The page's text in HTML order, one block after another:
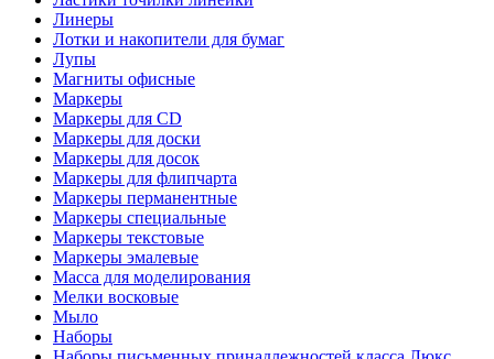
Линеры
Лотки и накопители для бумаг
Лупы
Магниты офисные
Маркеры
Маркеры для CD
Маркеры для доски
Маркеры для досок
Маркеры для флипчарта
Маркеры перманентные
Маркеры специальные
Маркеры текстовые
Маркеры эмалевые
Масса для моделирования
Мелки восковые
Мыло
Наборы